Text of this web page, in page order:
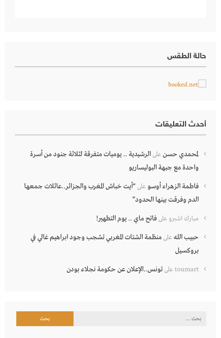
حالة الطقس
أحدث التعليقات
لمحمدي حسن علىالرشيدية .. يوميات متفرقة لثلاثة جنود من أسرة
واحدة مع جبهة البوليساريو
فاطمة الزهراء أوسو على“أيت خباش المغرب والجزائر..عائلات جمعها
الدم وفرقت بينها الحدود”
مبارك اشبرو علىفاتح ماي .. يوم التطهير!
حبيب الله علىمنظمة الشتات المغربي تشجب وجود ابراهيم غالي في
بروكسيل
toumart علىتونس..الإعلان عن حكومة نجلاء بودن
البحث